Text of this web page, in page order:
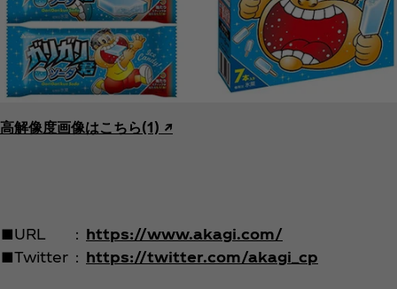
高解像度画像はこちら(1) ↗︎
■URL ： https://www.akagi.com/
■Twitter ： https://twitter.com/akagi_cp